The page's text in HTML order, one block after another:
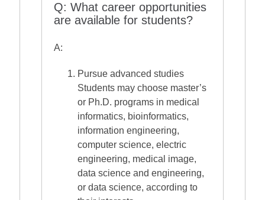
Q: What career opportunities
are available for students?
A:
Pursue advanced studies
Students may choose master’s
or Ph.D. programs in medical
informatics, bioinformatics,
information engineering,
computer science, electric
engineering, medical image,
data science and engineering,
or data science, according to